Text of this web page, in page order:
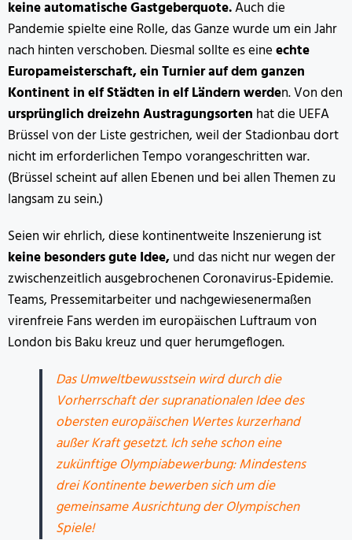
keine automatische Gastgeberquote.Auch die
Pandemie spielte eine Rolle, das Ganze wurde um ein Jahr
nach hinten verschoben.Diesmal sollte es eineechte
Europameisterschaft, ein Turnier auf dem ganzen
Kontinent in elf Städten in elf Ländern werden.Von den
ursprünglich dreizehn Austragungsorten hat die UEFA
Brüssel von der Liste gestrichen, weil der Stadionbau dort
nicht im erforderlichen Tempo vorangeschritten war.
(Brüssel scheint auf allen Ebenen und bei allen Themen zu
langsam zu sein.)
Seien wir ehrlich, diese kontinentweite Inszenierung ist
keine besonders gute Idee,und das nicht nur wegen der
zwischenzeitlich ausgebrochenen Coronavirus-Epidemie.
Teams, Pressemitarbeiter und nachgewiesenermaßen
virenfreie Fans werden im europäischen Luftraum von
London bis Baku kreuz und quer herumgeflogen.
Das Umweltbewusstsein wird durch die
Vorherrschaft der supranationalen Idee des
obersten europäischen Wertes kurzerhand
außer Kraft gesetzt. Ich sehe schon eine
zukünftige Olympiabewerbung: Mindestens
drei Kontinente bewerben sich um die
gemeinsame Ausrichtung der Olympischen
Spiele!